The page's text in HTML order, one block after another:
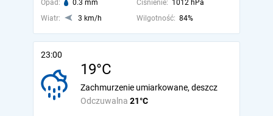
Opad: 0.3 mm Ciśnienie: 1012 hPa
Wiatr:
3 km/h Wilgotność: 84%
23:00
19°C
Odczuwalna 21°C
Zachmurzenie umiarkowane, deszcz